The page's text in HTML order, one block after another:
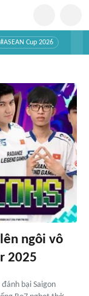
#ASEAN Cup 2026
lên ngôi vô
2025
đánh bại Saigon